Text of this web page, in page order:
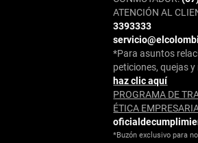
ATENCIÓN AL
3393333
*Para asuntos
peticiones, quejas y
haz clic aquí
PROGRAMA DE
ÉTICA
*Buzón exclusivo para